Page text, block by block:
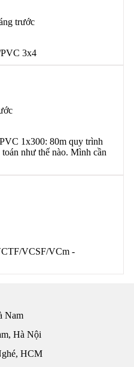
trước
3x4
1x300: 80m quy trình
như thế nào. Mình cần
VCSF/VCm -
Nam
Hà Nội
HCM